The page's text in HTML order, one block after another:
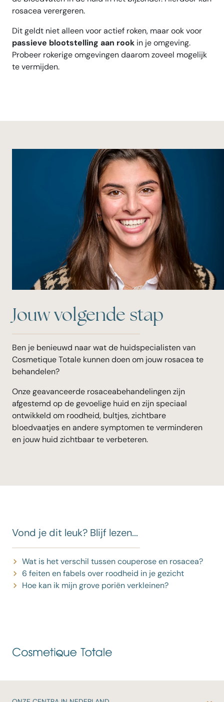
rosacea verergeren.
Dit geldt niet alleen voor actief roken, maar ook voor
passieve blootstelling aan rook in je omgeving.
Probeer rokerige omgevingen daarom zoveel mogelijk
te vermijden.
Jouw volgende stap
Ben je benieuwd naar wat de huidspecialisten van
Cosmetique Totale kunnen doen om jouw rosacea te
behandelen?
Onze geavanceerde rosaceabehandelingen zijn
afgestemd op de gevoelige huid en zijn speciaal
ontwikkeld om roodheid, bultjes, zichtbare
bloedvaatjes en andere symptomen te verminderen
en jouw huid zichtbaar te verbeteren.
Vond je dit leuk? Blijf lezen...
Wat is het verschil tussen couperose en rosacea?
6 feiten en fabels over roodheid in je gezicht
Hoe kan ik mijn grove poriën verkleinen?